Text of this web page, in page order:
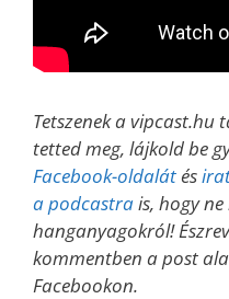
Tetszenek a vipcast.hu
tetted meg, lájkold be
Facebook-oldalátés
a podcastrais, hogy
hanganyagokról!
kommentben a post
Facebookon.